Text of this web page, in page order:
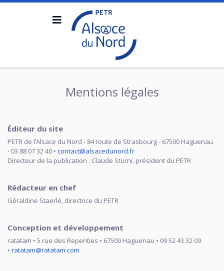
Mentions légales
Éditeur du site
PETR de l’Alsace du Nord - 84 route de Strasbourg - 67500 Haguenau
- 03 88 07 32 40 • contact@alsacedunord.fr
Directeur de la publication : Claude Sturni, président du PETR
Rédacteur en chef
Géraldine Staerlé, directrice du PETR
Conception et développement
ratatam • 5 rue des Repenties • 67500 Haguenau • 09 52 43 32 09
• ratatam@ratatam.com